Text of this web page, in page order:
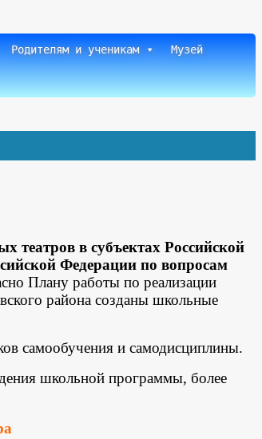
Родителям и ученикам Музей
театров в субъектах Российской
Федерации по вопросам
Плану работы по реализации
района созданы школьные
самообучения и самодисциплины.
школьной программы, более